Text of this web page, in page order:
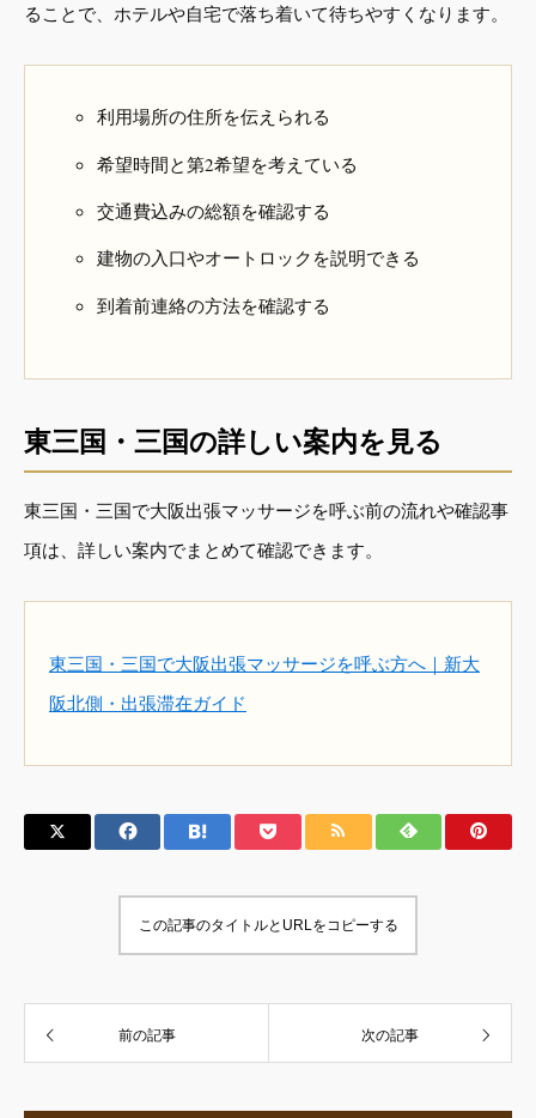
ることで、ホテルや自宅で落ち着いて待ちやすくなります。
利用場所の住所を伝えられる
希望時間と第2希望を考えている
交通費込みの総額を確認する
建物の入口やオートロックを説明できる
到着前連絡の方法を確認する
東三国・三国の詳しい案内を見る
東三国・三国で大阪出張マッサージを呼ぶ前の流れや確認事
項は、詳しい案内でまとめて確認できます。
東三国・三国で大阪出張マッサージを呼ぶ方へ｜新大
阪北側・出張滞在ガイド
この記事のタイトルとURLをコピーする
前の記事 次の記事